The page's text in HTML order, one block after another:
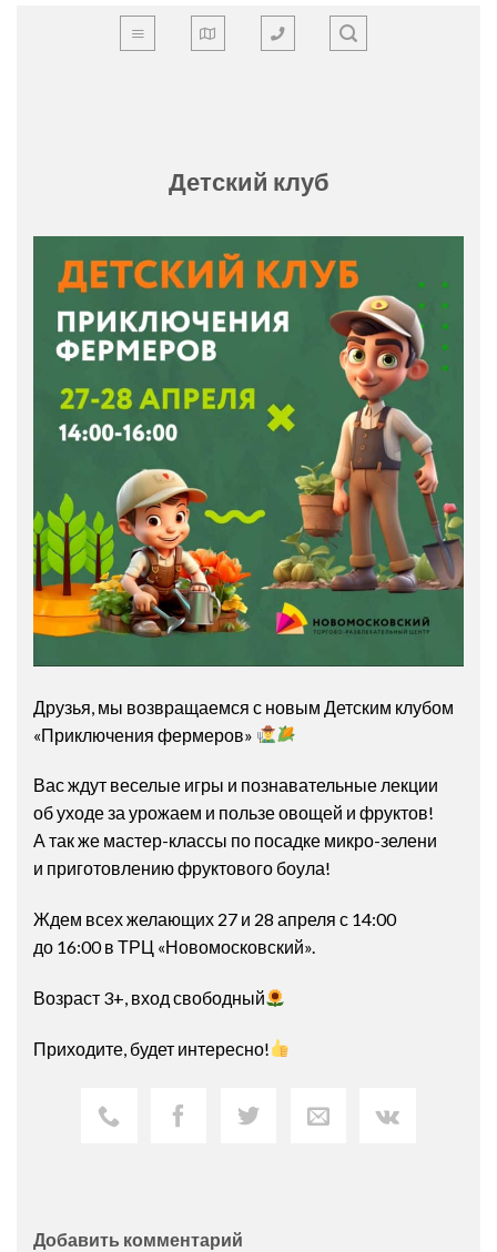
Детский клуб
Друзья, мы возвращаемся с новым Детским клубом
«Приключения фермеров»
Вас ждут веселые игры и познавательные лекции
об уходе за урожаем и пользе овощей и фруктов!
А так же мастер-классы по посадке микро-зелени
и приготовлению фруктового боула!
Ждем всех желающих 27 и 28 апреля с 14:00
до 16:00 в ТРЦ «Новомосковский».
Возраст 3+, вход свободный
Приходите, будет интересно!
Добавить комментарий